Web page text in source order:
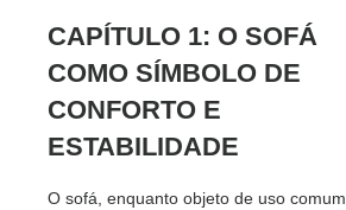
CAPÍTULO 1: O SOFÁ
COMO SÍMBOLO DE
CONFORTO E
ESTABILIDADE
O sofá, enquanto objeto de uso comum,